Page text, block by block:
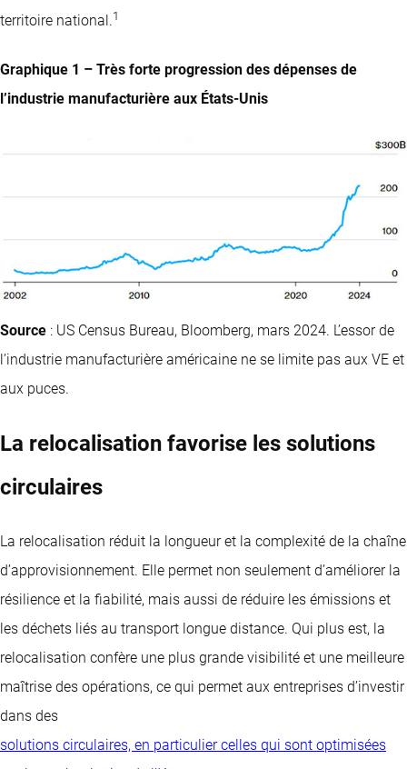
territoire national.1
Graphique 1 – Très forte progression des dépenses de
l’industrie manufacturière aux États-Unis
Source : US Census Bureau, Bloomberg, mars 2024. L’essor de
l’industrie manufacturière américaine ne se limite pas aux VE et
aux puces.
La relocalisation favorise les solutions
circulaires
La relocalisation réduit la longueur et la complexité de la chaîne
d’approvisionnement. Elle permet non seulement d’améliorer la
résilience et la fiabilité, mais aussi de réduire les émissions et
les déchets liés au transport longue distance. Qui plus est, la
relocalisation confère une plus grande visibilité et une meilleure
maîtrise des opérations, ce qui permet aux entreprises d’investir
dans des
solutions circulaires, en particulier celles qui sont optimisées